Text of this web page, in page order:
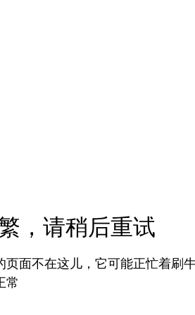
，请稍后重试
页面不在这儿，它可能正忙着刷
常